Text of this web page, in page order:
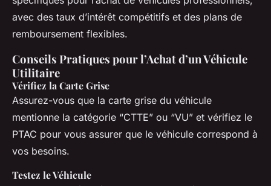
avec des taux d’intérêt compétitifs et des plans de
remboursement flexibles.
Conseils Pratiques pour l’Achat d’un Véhicule
Utilitaire
Vérifiez la Carte Grise
Assurez-vous que la carte grise du véhicule
mentionne la catégorie “CTTE” ou “VU” et vérifiez le
PTAC pour vous assurer que le véhicule correspond à
vos besoins.
Testez le Véhicule